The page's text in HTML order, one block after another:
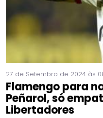
27 de Setembro de 2024 às
Flamengo para
Peñarol, só
Libertadores